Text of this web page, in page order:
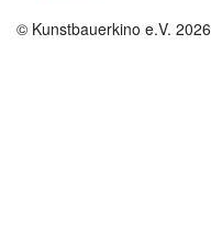
© Kunstbauerkino e.V. 2026